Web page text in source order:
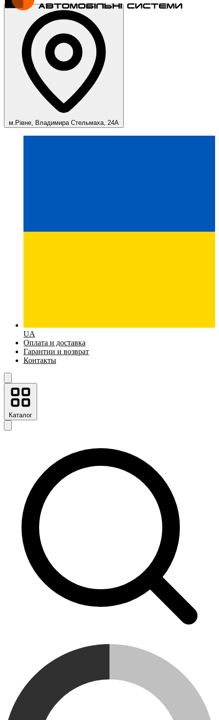
м.Рівне, Владимира Стельмаха, 24А
UA
Оплата и доставка
Гарантии и возврат
Контакты
Каталог